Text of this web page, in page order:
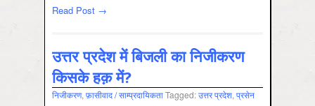
Read Post →
उत्तर प्रदेश में बिजली का निजीकरण
किसके हक़ में?
निजीकरण, फ़ासीवाद / साम्‍प्रदायिकताTagged:उत्तर प्रदेश, प्रसेन